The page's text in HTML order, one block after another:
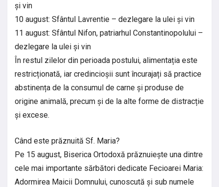
și vin
10 august: Sfântul Lavrentie – dezlegare la ulei și vin
11 august: Sfântul Nifon, patriarhul Constantinopolului –
dezlegare la ulei și vin
În restul zilelor din perioada postului, alimentația este
restricționată, iar credincioșii sunt încurajați să practice
abstinența de la consumul de carne și produse de
origine animală, precum și de la alte forme de distracție
și excese.
Când este prăznuită Sf. Maria?
Pe 15 august, Biserica Ortodoxă prăznuiește una dintre
cele mai importante sărbători dedicate Fecioarei Maria:
Adormirea Maicii Domnului, cunoscută și sub numele